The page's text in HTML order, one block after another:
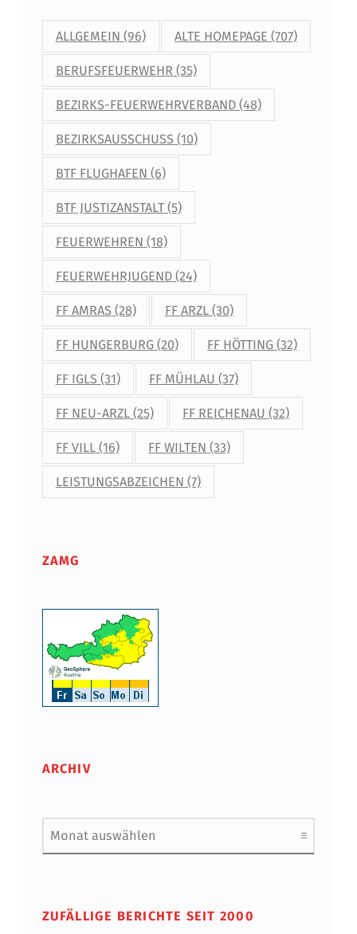
ALLGEMEIN (96) ALTE HOMEPAGE (707)
BERUFSFEUERWEHR (35)
BEZIRKS-FEUERWEHRVERBAND(48)
BEZIRKSAUSSCHUSS (10)
BTF FLUGHAFEN (6)
BTF JUSTIZANSTALT(5)
FEUERWEHREN (18)
FEUERWEHRJUGEND(24)
FF AMRAS (28) FF ARZL (30)
FF HUNGERBURG(20) FF HÖTTING (32)
FF IGLS (31) FF MÜHLAU (37)
FF NEU-ARZL(25) FF REICHENAU (32)
FF VILL(16) FF WILTEN (33)
LEISTUNGSABZEICHEN (7)
ZAMG
ARCHIV
Archiv
ZUFÄLLIGE BERICHTE SEIT 2000